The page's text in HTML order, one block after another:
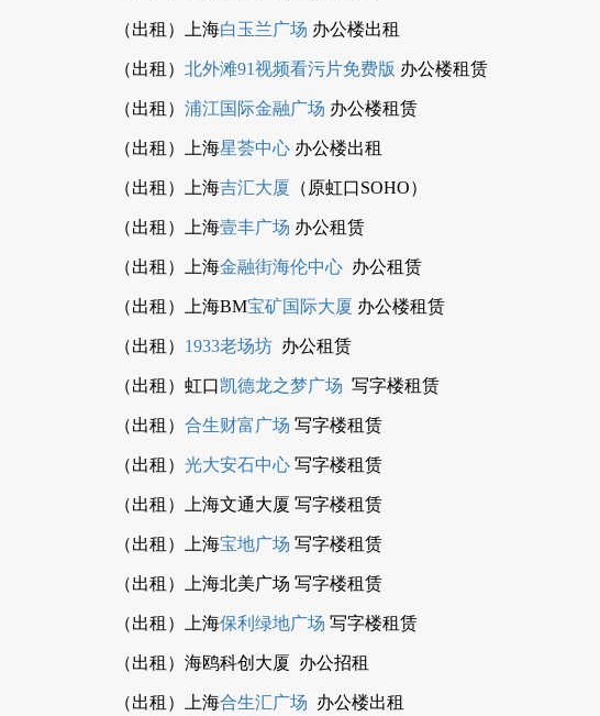
（出租）上海白玉兰广场 办公楼出租
（出租） 北外滩91视频看污片免费版 办公楼租赁
（出租） 浦江国际金融广场 办公楼租赁
（出租）上海星荟中心 办公楼出租
（出租）上海吉汇大厦 （原虹口SOHO）
（出租）上海壹丰广场 办公租赁
（出租）上海金融街海伦中心 办公租赁
（出租）上海BM宝矿国际大厦 办公楼租赁
（出租） 1933老场坊 办公租赁
（出租）虹口凯德龙之梦广场 写字楼租赁
（出租） 合生财富广场 写字楼租赁
（出租） 光大安石中心 写字楼租赁
（出租）上海文通大厦 写字楼租赁
（出租）上海宝地广场 写字楼租赁
（出租）上海北美广场 写字楼租赁
（出租）上海保利绿地广场 写字楼租赁
（出租）海鸥科创大厦 办公招租
（出租）上海合生汇广场 办公楼出租